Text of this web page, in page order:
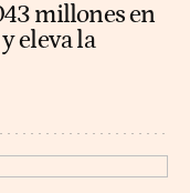
millones en
eleva la